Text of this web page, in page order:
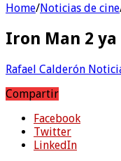
Home/Noticias de cine
Iron Man 2
Rafael Calderón
Compartir
Facebook
Twitter
LinkedIn